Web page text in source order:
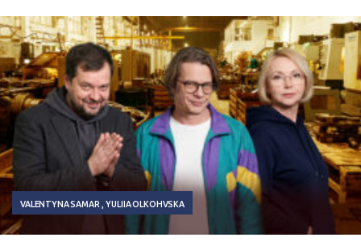
VALENTYNA SAMAR YULIIA OLKOHVSKA